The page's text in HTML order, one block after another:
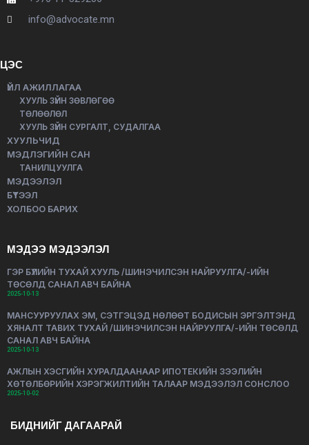
info@advocate.mn
ЦЭС
ҮЙЛ АЖИЛЛАГАА
ХУУЛЬ ЗҮЙН ЗӨВЛӨГӨӨ
ТӨЛӨӨЛӨЛ
ХУУЛЬ ЗҮЙН СУРГАЛТ, СУДАЛГАА
ХУУЛЬЧИД
МЭДЛЭГИЙН САН
ТАНИЛЦУУЛГА
МЭДЭЭЛЭЛ
БҮТЭЭЛ
ХОЛБОО БАРИХ
МЭДЭЭ МЭДЭЭЛЭЛ
ГЭР БҮЛИЙН ТУХАЙ ХУУЛЬ /ШИНЭЧИЛСЭН НАЙРУУЛГА/-ИЙН
ТӨСӨЛД САНАЛ АВЧ БАЙНА
2025-10-13
МАНСУУРУУЛАХ ЭМ, СЭТГЭЦЭД НӨЛӨӨТ БОДИСЫН ЭРГЭЛТЭНД
ХЯНАЛТ ТАВИХ ТУХАЙ /ШИНЭЧИЛСЭН НАЙРУУЛГА/-ИЙН ТӨСӨЛД
САНАЛ АВЧ БАЙНА
2025-10-13
АЖЛЫН ХЭСГИЙН ХУРАЛДААНААР ИПОТЕКИЙН ЗЭЭЛИЙН
ХӨТӨЛБӨРИЙН ХЭРЭГЖИЛТИЙН ТАЛААР МЭДЭЭЛЭЛ СОНСЛОО
2025-10-02
БИДНИЙГ ДАГААРАЙ